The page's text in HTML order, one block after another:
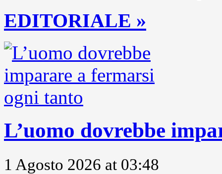
EDITORIALE »
L’uomo dovrebbe
1 Agosto 2026 at 03:48